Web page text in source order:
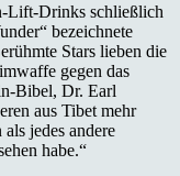
Lift-Drinks schließlich
bezeichnete
Stars lieben die
gegen das
Bibel, Dr. Earl
aus Tibet mehr
jedes andere
habe.“